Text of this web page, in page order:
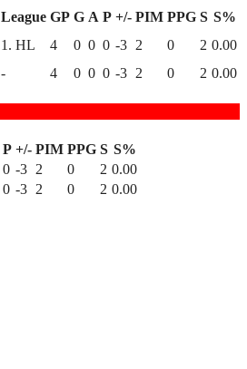
League GP G A P +/- PIM PPG S S%
1. HL 4 0 0 0 -3 2 0 2 0.00
- 4 0 0 0 -3 2 0 2 0.00
P +/- PIM PPG S S%
0 -3 2 0 2 0.00
0 -3 2 0 2 0.00